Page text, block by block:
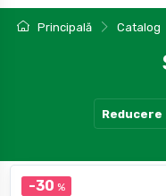
Principală Catalog
Reducere
-30 %